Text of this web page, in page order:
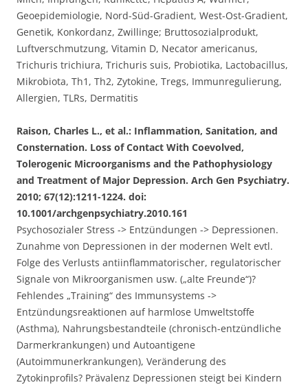
Geoepidemiologie, Nord-Süd-Gradient, West-Ost-Gradient,
Genetik, Konkordanz, Zwillinge; Bruttosozialprodukt,
Luftverschmutzung, Vitamin D, Necator americanus,
Trichuris trichiura, Trichuris suis, Probiotika, Lactobacillus,
Mikrobiota, Th1, Th2, Zytokine, Tregs, Immunregulierung,
Allergien, TLRs, Dermatitis
Raison, Charles L., et al.: Inflammation, Sanitation, and
Consternation. Loss of Contact With Coevolved,
Tolerogenic Microorganisms and the Pathophysiology
and Treatment of Major Depression. Arch Gen Psychiatry.
2010; 67(12):1211-1224. doi:
10.1001/archgenpsychiatry.2010.161
Psychosozialer Stress -> Entzündungen -> Depressionen.
Zunahme von Depressionen in der modernen Welt evtl.
Folge des Verlusts antiinflammatorischer, regulatorischer
Signale von Mikroorganismen usw. („alte Freunde“)?
Fehlendes „Training“ des Immunsystems ->
Entzündungsreaktionen auf harmlose Umweltstoffe
(Asthma), Nahrungsbestandteile (chronisch-entzündliche
Darmerkrankungen) und Autoantigene
(Autoimmunerkrankungen), Veränderung des
Zytokinprofils? Prävalenz Depressionen steigt bei Kindern